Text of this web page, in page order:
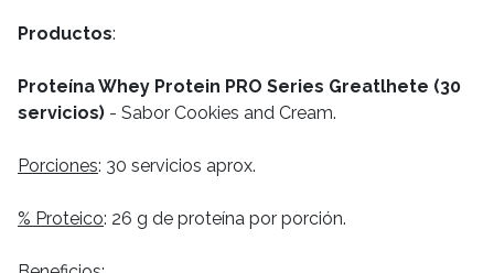
Productos:
Proteína Whey Protein PRO Series Greatlhete (30
servicios) - Sabor Cookies and Cream.
Porciones: 30 servicios aprox.
% Proteico: 26 g de proteína por porción.